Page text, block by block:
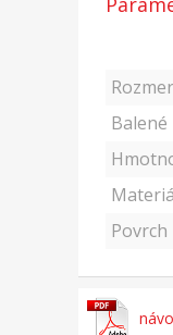
Balené
Povrch